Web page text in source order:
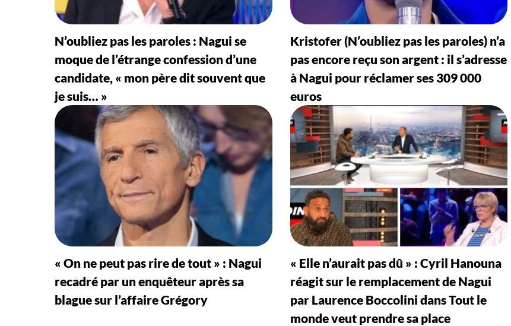
N’oubliez pas les paroles : Nagui se
moque de l’étrange confession d’une
candidate, « mon père dit souvent que
je suis… »
Kristofer (N’oubliez pas les paroles) n’a
pas encore reçu son argent : il s’adresse
à Nagui pour réclamer ses 309 000
euros
« On ne peut pas rire de tout » : Nagui
recadré par un enquêteur après sa
blague sur l’affaire Grégory
« Elle n’aurait pas dû » : Cyril Hanouna
réagit sur le remplacement de Nagui
par Laurence Boccolini dans Tout le
monde veut prendre sa place